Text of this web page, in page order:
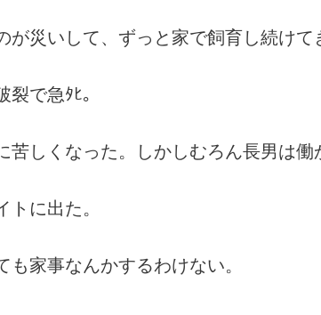
災いして、ずっと家で飼育し続けて
で急ﾀﾋ。
しくなった。しかしむろん長男は働
トに出た。
家事なんかするわけない。